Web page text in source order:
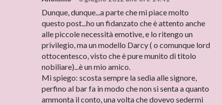
Dunque, dunque...a parte che mi piace molto
questo post...ho un fidanzato che è attento anche
alle piccole necessità emotive, e lo ritengo un
privilegio, ma un modello Darcy ( o comunque lord
ottocentesco, visto che è pure munito di titolo
nobiliare)...è un mio amico.
Mi spiego: scosta sempre la sedia alle signore,
perfino al bar fa in modo che non si senta a quanto
ammonta il conto, una volta che dovevo sedermi